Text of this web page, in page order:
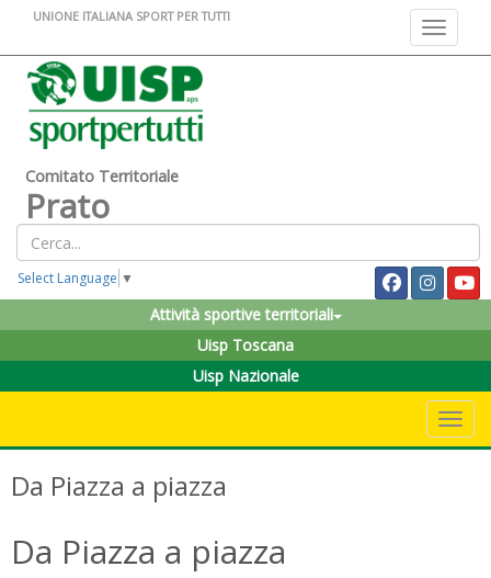
Toggle
UNIONE ITALIANA SPORT PER TUTTI
Comitato Territoriale
Prato
Select Language ▼
Attività sportive territoriali
Uisp Toscana
Uisp Nazionale
Da Piazza a piazza
Da Piazza a piazza